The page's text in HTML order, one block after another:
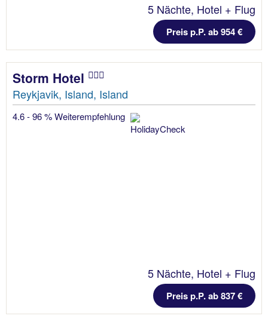
5 Nächte, Hotel + Flug
Preis p.P. ab 954 €
Storm Hotel
Reykjavik, Island, Island
4.6 - 96 % Weiterempfehlung
5 Nächte, Hotel + Flug
Preis p.P. ab 837 €